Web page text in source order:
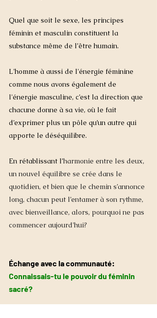
Quel que soit le sexe, les principes
féminin et masculin constituent la
substance même de l’être humain.
L'homme à aussi de l'énergie féminine
comme nous avons également de
l'énergie masculine, c’est la direction que
chacune donne à sa vie, où le fait
d’exprimer plus un pôle qu’un autre qui
apporte le déséquilibre.
En rétablissant l’harmonie entre les deux,
un nouvel équilibre se crée dans le
quotidien, et bien que le chemin s’annonce
long, chacun peut l’entamer à son rythme,
avec bienveillance, alors, pourquoi ne pas
commencer aujourd'hui?
Échange avec la communauté:
Connaissais-tu le pouvoir du féminin
sacré?